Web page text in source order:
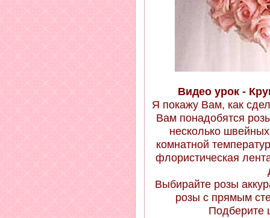
Видео урок -
Я покажу Вам, как
Вам понадобятся
несколько
комнатной
флористическая
Выбирайте розы
розы с прямым
Подберите